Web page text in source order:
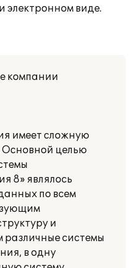
электронном виде.
компании
имеет сложную
целью
8» являлось
по всем
и
системы
в одну